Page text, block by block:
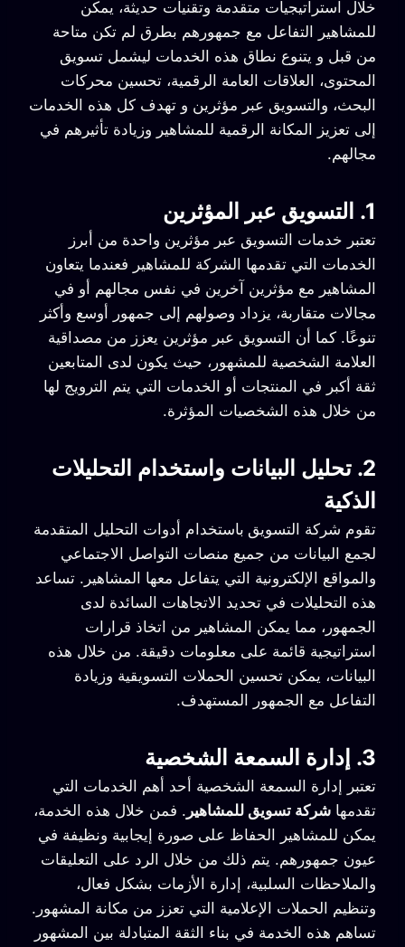
خلال استراتيجيات متقدمة وتقنيات حديثة، يمكن
للمشاهير التفاعل مع جمهورهم بطرق لم تكن متاحة
من قبل و يتنوع نطاق هذه الخدمات ليشمل تسويق
المحتوى، العلاقات العامة الرقمية، تحسين محركات
البحث، والتسويق عبر مؤثرين و تهدف كل هذه الخدمات
إلى تعزيز المكانة الرقمية للمشاهير وزيادة تأثيرهم في
مجالهم.
1. التسويق عبر المؤثرين
تعتبر خدمات التسويق عبر مؤثرين واحدة من أبرز
الخدمات التي تقدمها الشركة للمشاهير فعندما يتعاون
المشاهير مع مؤثرين آخرين في نفس مجالهم أو في
مجالات متقاربة، يزداد وصولهم إلى جمهور أوسع وأكثر
تنوعًا. كما أن التسويق عبر مؤثرين يعزز من مصداقية
العلامة الشخصية للمشهور، حيث يكون لدى المتابعين
ثقة أكبر في المنتجات أو الخدمات التي يتم الترويج لها
من خلال هذه الشخصيات المؤثرة.
2. تحليل البيانات واستخدام التحليلات
الذكية
تقوم شركة التسويق باستخدام أدوات التحليل المتقدمة
لجمع البيانات من جميع منصات التواصل الاجتماعي
والمواقع الإلكترونية التي يتفاعل معها المشاهير. تساعد
هذه التحليلات في تحديد الاتجاهات السائدة لدى
الجمهور، مما يمكن المشاهير من اتخاذ قرارات
استراتيجية قائمة على معلومات دقيقة. من خلال هذه
البيانات، يمكن تحسين الحملات التسويقية وزيادة
التفاعل مع الجمهور المستهدف.
3. إدارة السمعة الشخصية
تعتبر إدارة السمعة الشخصية أحد أهم الخدمات التي
تقدمها شركة تسويق للمشاهير . فمن خلال هذه الخدمة،
يمكن للمشاهير الحفاظ على صورة إيجابية ونظيفة في
عيون جمهورهم. يتم ذلك من خلال الرد على التعليقات
والملاحظات السلبية، إدارة الأزمات بشكل فعال،
وتنظيم الحملات الإعلامية التي تعزز من مكانة المشهور.
تساهم هذه الخدمة في بناء الثقة المتبادلة بين المشهور